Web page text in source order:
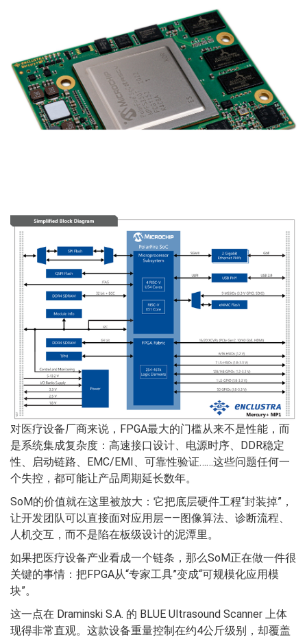
对医疗设备厂商来说，FPGA最大的门槛从来不是性能，而
是系统集成复杂度：高速接口设计、电源时序、DDR稳定
性、启动链路、EMC/EMI、可靠性验证……这些问题任何一
个失控，都可能让产品周期延长数年。
SoM的价值就在这里被放大：它把底层硬件工程“封装掉”，
让开发团队可以直接面对应用层——图像算法、诊断流程、
人机交互，而不是陷在板级设计的泥潭里。
如果把医疗设备产业看成一个链条，那么SoM正在做一件很
关键的事情：把FPGA从“专家工具”变成“可规模化应用模
块”。
这一点在 Draminski S.A. 的 BLUE Ultrasound Scanner 上体
现得非常直观。这款设备重量控制在约4公斤级别，却覆盖